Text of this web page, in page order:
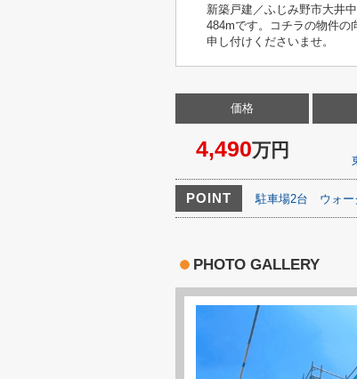
新築戸建／ふじみ野市大井
484mです。コチラの物件の
申し付けくださいませ。
価格
4,490万円
POINT 駐車場2台 ウォー
PHOTO GALLERY